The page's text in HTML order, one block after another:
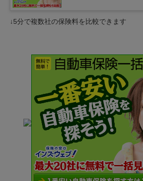
↓5分で複数社の保険料を比較できます